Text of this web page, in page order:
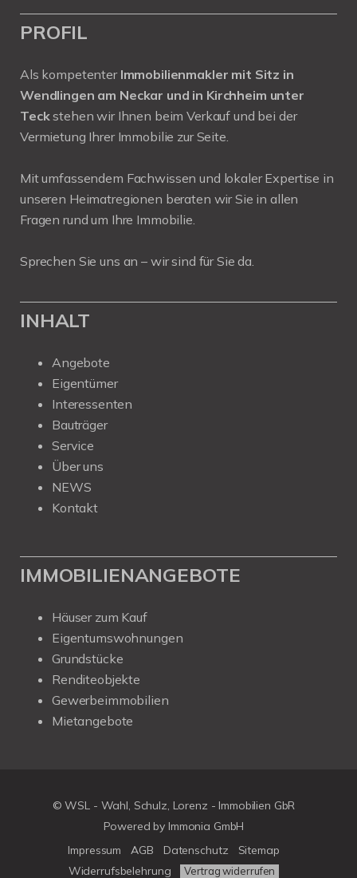
PROFIL
Als kompetenter Immobilienmakler mit Sitz in
Wendlingen am Neckar und in Kirchheim unter
Teckstehen wir Ihnen beim Verkauf und bei der
Vermietung Ihrer Immobilie zur Seite.
Mit umfassendem Fachwissen und lokaler Expertise in
unseren Heimatregionen beraten wir Sie in allen
Fragen rund um Ihre Immobilie.
Sprechen Sie uns an – wir sind für Sie da.
INHALT
Angebote
Eigentümer
Interessenten
Bauträger
Service
Über uns
NEWS
Kontakt
IMMOBILIENANGEBOTE
Häuser zum Kauf
Eigentumswohnungen
Grundstücke
Renditeobjekte
Gewerbeimmobilien
Mietangebote
© WSL - Wahl, Schulz, Lorenz - Immobilien GbR
Powered by Immonia GmbH
Impressum
AGB Datenschutz
Sitemap
Widerrufsbelehrung
Vertrag widerrufen